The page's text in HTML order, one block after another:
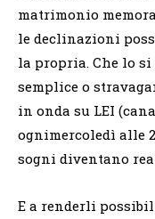
matrimonio
le declinazioni
la propria. Che lo si
semplice o
in onda su LEI
ognimercoledì alle
sogni diventano
E a renderli